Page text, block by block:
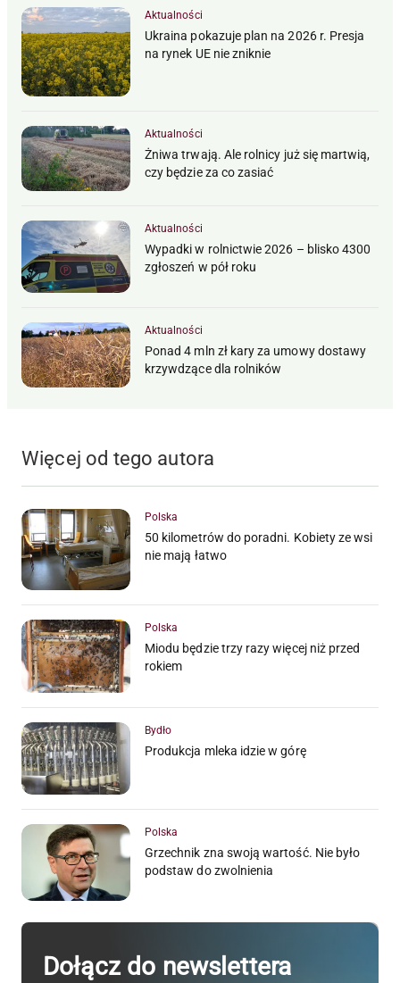
Aktualności
Ukraina pokazuje plan na 2026 r. Presja
na rynek UE nie zniknie
Aktualności
Żniwa trwają. Ale rolnicy już się martwią,
czy będzie za co zasiać
Aktualności
Wypadki w rolnictwie 2026 – blisko 4300
zgłoszeń w pół roku
Aktualności
Ponad 4 mln zł kary za umowy dostawy
krzywdzące dla rolników
Więcej od tego autora
Polska
50 kilometrów do poradni. Kobiety ze wsi
nie mają łatwo
Polska
Miodu będzie trzy razy więcej niż przed
rokiem
Bydło
Produkcja mleka idzie w górę
Polska
Grzechnik zna swoją wartość. Nie było
podstaw do zwolnienia
Dołącz do newslettera